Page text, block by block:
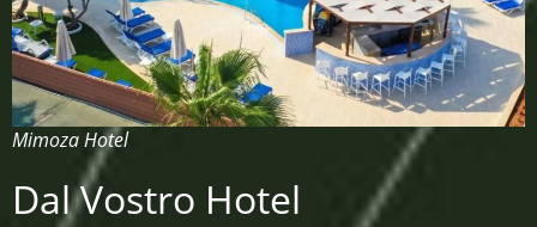
Mimoza Hotel
Dal Vostro Hotel